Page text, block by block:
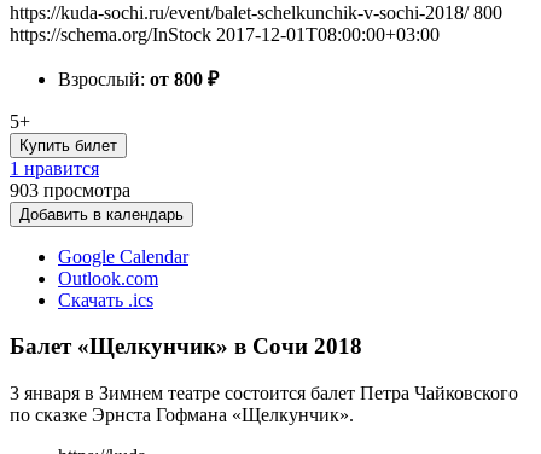
https://kuda-sochi.ru/event/balet-schelkunchik-v-sochi-2018/ 800
https://schema.org/InStock 2017-12-01T08:00:00+03:00
Взрослый: от 800 ₽
5+
Купить билет
1 нравится
903 просмотра
Добавить в календарь
Google Calendar
Outlook.com
Скачать .ics
Балет «Щелкунчик» в Сочи 2018
3 января в Зимнем театре состоится балет Петра Чайковского
по сказке Эрнста Гофмана «Щелкунчик».